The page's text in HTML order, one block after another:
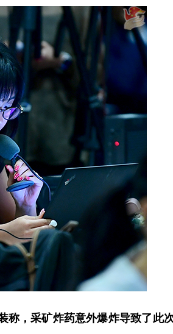
，采矿炸药意外爆炸导致了此